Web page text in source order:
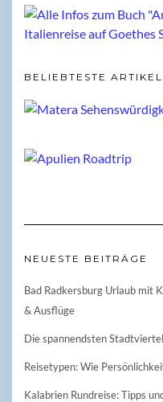
BELIEBTESTE ARTIKEL
NEUESTE BEITRÄGE
Bad Radkersburg Urlaub mit
& Ausflüge
Die spannendsten
Reisetypen: Wie
Kalabrien Rundreise: Tipps